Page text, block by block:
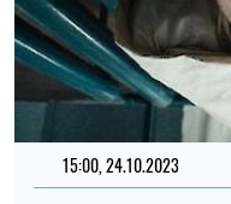
15:00, 24.10.2023